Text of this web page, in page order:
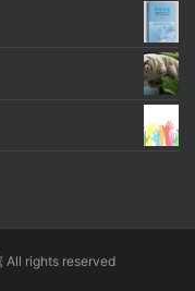
rights reserved